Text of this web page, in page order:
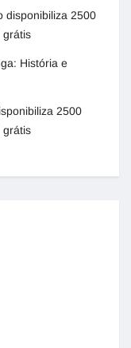
disponibiliza 2500
grátis
História e
2500
grátis